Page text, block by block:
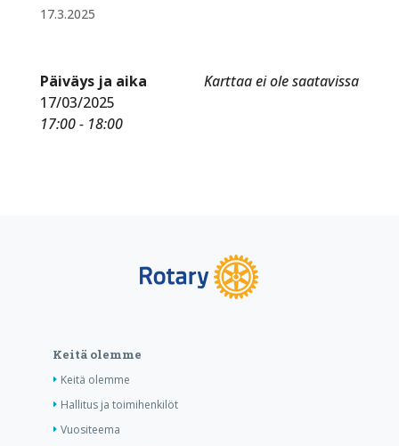
17.3.2025
Karttaa ei ole saatavissa
Päiväys ja aika
17/03/2025
17:00 - 18:00
Keitä olemme
Keitä olemme
Hallitus ja toimihenkilöt
Vuositeema